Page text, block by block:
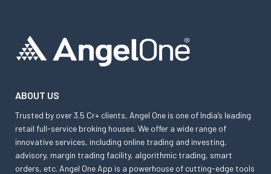
ABOUT US
Trusted by over 3.5 Cr+ clients, Angel One is one of India’s leading
retail full-service broking houses. We offer a wide range of
innovative services, including online trading and investing,
advisory, margin trading facility, algorithmic trading, smart
orders, etc. Angel One App is a powerhouse of cutting-edge tools